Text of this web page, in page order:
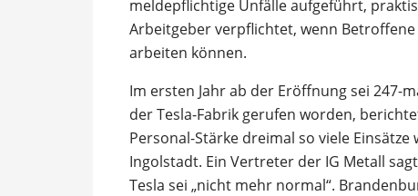
meldepflichtige Unfälle aufgeführt,
Arbeitgeber verpflichtet, wenn
arbeiten können.
Im ersten Jahr ab der Eröffnung sei 247-
der Tesla-Fabrik gerufen worden,
Personal-Stärke dreimal so viele
Ingolstadt. Ein Vertreter der IG Metall
Tesla sei „nicht mehr normal“.